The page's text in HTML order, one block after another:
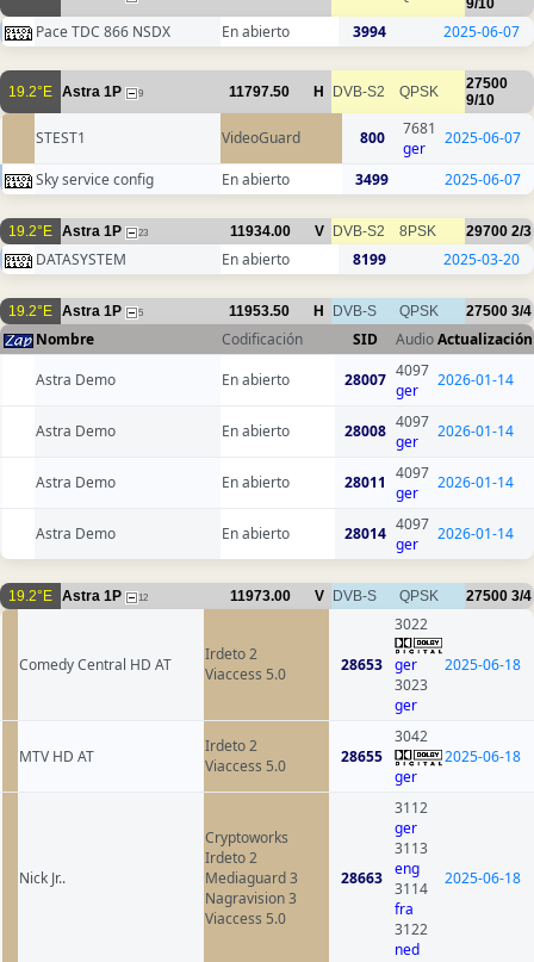
9/10
Pace TDC 866 NSDX En abierto 3994 2025-06-07
19.2°E Astra 1P 9 11797.50 H DVB-S2 QPSK
27500
9/10
STEST1 VideoGuard 800
7681
ger
2025-06-07
Sky service config En abierto 3499 2025-06-07
19.2°E Astra 1P 23 11934.00 V DVB-S2 8PSK 29700 2/3
DATASYSTEM En abierto 8199 2025-03-20
19.2°E Astra 1P 5 11953.50 H DVB-S QPSK 27500 3/4
Nombre Codificación SID AudioActualización
Astra Demo
En abierto 28007 4097
ger
2026-01-14
Astra Demo En abierto 28008 4097
ger
2026-01-14
Astra Demo En abierto 28011 4097
ger
2026-01-14
Astra Demo En abierto 28014 4097
ger
2026-01-14
19.2°E Astra 1P 12 11973.00 V DVB-S QPSK 27500 3/4
Comedy Central HD AT
Irdeto 2
Viaccess 5.0
28653
3022
ger
3023
ger
2025-06-18
MTV HD AT
Irdeto 2
Viaccess 5.0
28655
3042
ger
2025-06-18
Nick Jr..
Cryptoworks
Irdeto 2
Mediaguard 3
Nagravision 3
Viaccess 5.0
28663
3112
ger
3113
eng
3114
fra
3122
ned
2025-06-18